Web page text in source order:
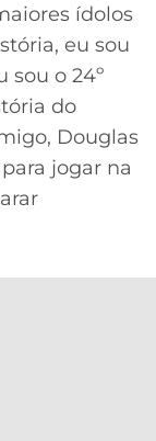
ídolos
eu sou
sou o 24º
do
Douglas
jogar na